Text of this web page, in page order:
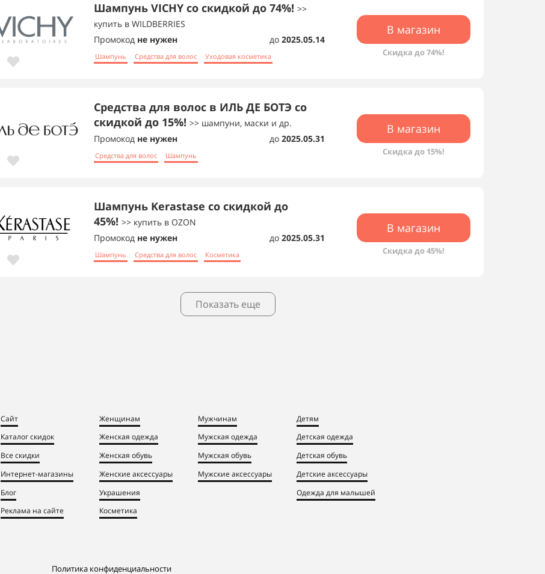
Шампунь VICHY со скидкой до 74%! >>
купить в WILDBERRIES
Промокод не нужен до 2025.05.14
Шампунь Средства для волос Уходовая косметика
В магазин
Скидка до 74%!
Средства для волос в ИЛЬ ДЕ БОТЭ со
скидкой до 15%! >> шампуни, маски и др.
Промокод не нужен до 2025.05.31
Средства для волос Шампунь
В магазин
Скидка до 15%!
Шампунь Kerastase со скидкой до
45%! >> купить в OZON
Промокод не нужен до 2025.05.31
Шампунь Средства для волос Косметика
В магазин
Скидка до 45%!
Показать еще
Сайт
Каталог скидок
Все скидки
Интернет-магазины
Блог
Реклама на сайте
Женщинам
Женская одежда
Женская обувь
Женские аксессуары
Украшения
Косметика
Мужчинам
Мужская одежда
Мужская обувь
Мужские аксессуары
Детям
Детская одежда
Детская обувь
Детские аксессуары
Одежда для малышей
Политика конфиденциальности